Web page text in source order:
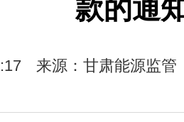
款的通
来源：甘肃能源监管